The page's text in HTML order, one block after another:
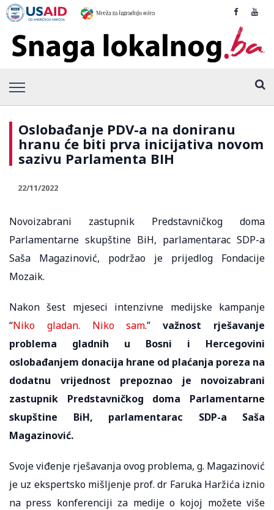
Oslobađanje PDV-a na doniranu
hranu će biti prva inicijativa novom
sazivu Parlamenta BIH
22/11/2022
Novoizabrani zastupnik Predstavničkog doma
Parlamentarne skupštine BiH, parlamentarac SDP-a
Saša Magazinović, podržao je prijedlog Fondacije
Mozaik.
Nakon šest mjeseci intenzivne medijske kampanje
“Niko gladan. Niko sam.”važnost rješavanje
problema gladnih u Bosni i Hercegovini
oslobađanjem donacija hrane od plaćanja poreza na
dodatnu vrijednost prepoznao je novoizabrani
zastupnik Predstavničkog doma Parlamentarne
skupštine BiH, parlamentarac SDP-a Saša
Magazinović.
Svoje viđenje rješavanja ovog problema, g. Magazinović
je uz ekspertsko mišljenje prof. dr Faruka Haržića iznio
na press konferenciji za medije o kojoj možete više